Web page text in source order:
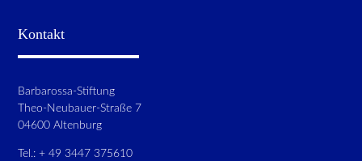
Kontakt
Barbarossa-Stiftung
Theo-Neubauer-Straße 7
04600 Altenburg
Tel.: + 49 3447 375610